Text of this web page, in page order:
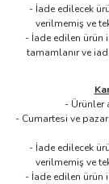
- İade edilecek
verilmemiş ve
- İade edilen ürün
tamamlanır ve
- Ürünler
- Cumartesi ve
- İade edilecek
verilmemiş ve
- İade edilen ürün